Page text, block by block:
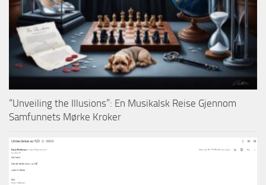
“Unveiling the Illusions”: En Musikalsk Reise Gjennom
Samfunnets Mørke Kroker